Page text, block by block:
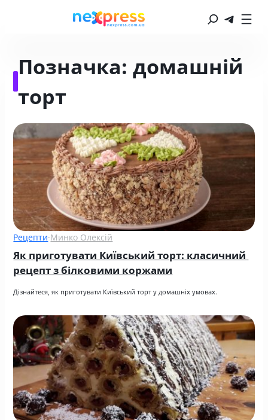
Позначка: домашній
торт
Рецепти·Минко Олексій
Як приготувати Київський торт: класичний
рецепт з білковими коржами
Дізнайтеся, як приготувати Київський торт у домашніх умовах.